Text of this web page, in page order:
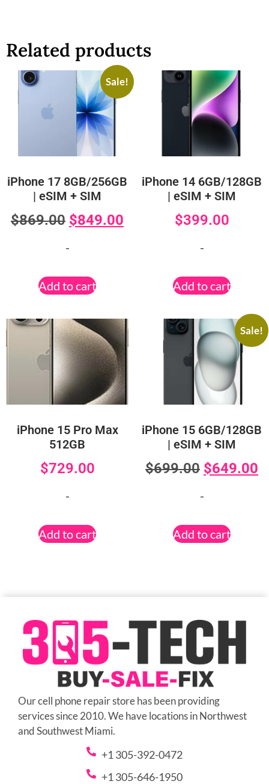
Related products
Sale!
iPhone 17 8GB/256GB
| eSIM + SIM
$869.00 $849.00
-
Add to cart
iPhone 14 6GB/128GB
| eSIM + SIM
$399.00
-
Add to cart
iPhone 15 Pro Max
512GB
$729.00
-
Add to cart
Sale!
iPhone 15 6GB/128GB
| eSIM + SIM
$699.00 $649.00
-
Add to cart
Our cell phone repair store has been providing
services since 2010. We have locations in Northwest
and Southwest Miami.
+1 305-392-0472
+1 305-646-1950